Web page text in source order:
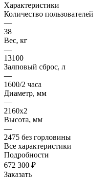
Характеристики
Количество пользователей
—
38
Вес, кг
—
13100
Залповый сброс, л
—
1600/2 часа
Диаметр, мм
—
2160х2
Высота, мм
—
2475 без горловины
Все характеристики
Подробности
672 300 ₽
Заказать